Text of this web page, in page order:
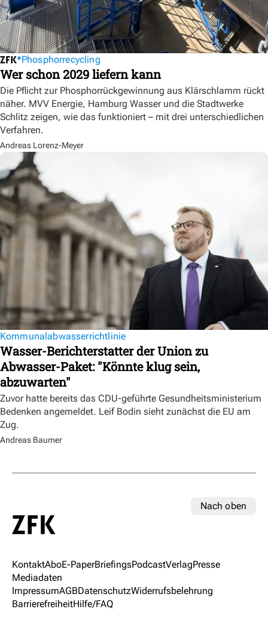
Phosphorrecycling
Wer schon 2029 liefern kann
Die Pflicht zur Phosphorrückgewinnung aus Klärschlamm rückt
näher. MVV Energie, Hamburg Wasser und die Stadtwerke
Schlitz zeigen, wie das funktioniert – mit drei unterschiedlichen
Verfahren.
Andreas Lorenz-Meyer
Kommunalabwasserrichtlinie
Wasser-Berichterstatter der Union zu
Abwasser-Paket: "Könnte klug sein,
abzuwarten"
Zuvor hatte bereits das CDU-geführte Gesundheitsministerium
Bedenken angemeldet. Leif Bodin sieht zunächst die EU am
Zug.
Andreas Baumer
Nach oben
KontaktAboE-PaperBriefingsPodcastVerlagPresse
Mediadaten
ImpressumAGBDatenschutzWiderrufsbelehrung
BarrierefreiheitHilfe/FAQ